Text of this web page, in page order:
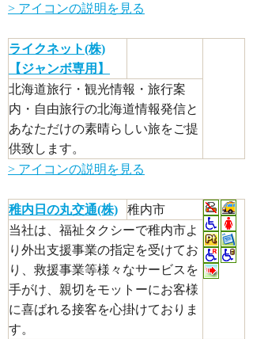
> アイコンの説明を見る
ライクネット(株)
【ジャンボ専用】
北海道旅行・観光情報・旅行案
内・自由旅行の北海道情報発信と
あなただけの素晴らしい旅をご提
供致します。
> アイコンの説明を見る
稚内日の丸交通(株)
稚内市
当社は、福祉タクシーで稚内市よ
り外出支援事業の指定を受けてお
り、救援事業等様々なサービスを
手がけ、親切をモットーにお客様
に喜ばれる接客を心掛けておりま
す。